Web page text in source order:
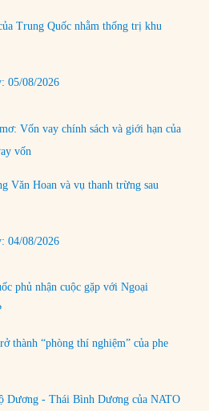
Trung Quốc nhằm thống trị khu
05/08/2026
Vốn vay chính sách và giới hạn của
vốn
Văn Hoan và vụ thanh trừng sau
04/08/2026
phủ nhận cuộc gặp với Ngoại
thành “phòng thí nghiệm” của phe
Dương - Thái Bình Dương của NATO